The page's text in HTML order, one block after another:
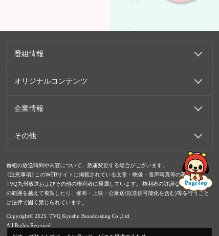
番組情報
オリジナルコンテンツ
企業情報
その他
番組の放送時間や内容について、急遽変更する場合がございます。
《注意事項》このWEBサイトに掲載されている文章・映像・音声写真等の著作権は
TVQ九州放送およびその他の権利者に帰属しています。 権利者の許諾なく、私的使用
の範囲を越えて複製したり、頒布・上映・公衆送信(送信可能化を含む)等を行うこと
は法律で固く禁じられています。
Copyright© 2025. TVQ Kyushu Broadcasting Co.,Ltd.
All Rights Reserved.